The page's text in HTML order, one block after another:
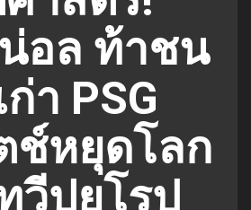
อล ท้าชน
า PSG
ช์หยุดโลก
วีปยุโรป